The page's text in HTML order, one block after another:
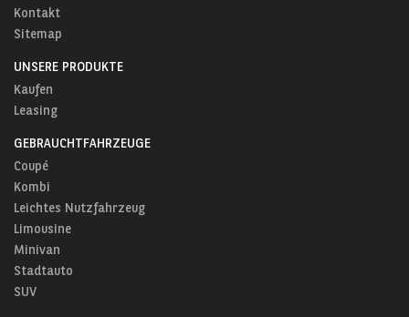
Kontakt
Sitemap
UNSERE PRODUKTE
Kaufen
Leasing
GEBRAUCHTFAHRZEUGE
Coupé
Kombi
Leichtes Nutzfahrzeug
Limousine
Minivan
Stadtauto
SUV